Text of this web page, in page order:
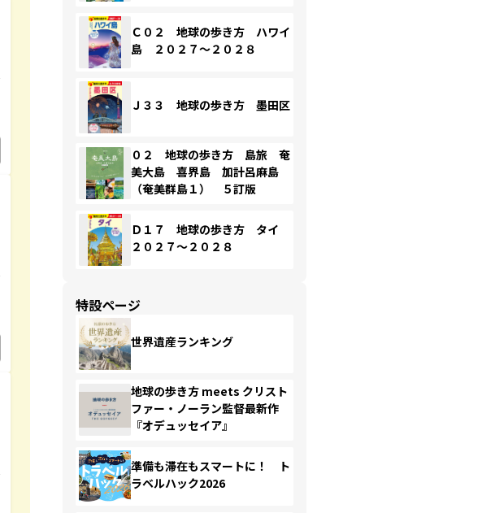
Ｃ０２ 地球の歩き方 ハワイ
島 ２０２７～２０２８
Ｊ３３ 地球の歩き方 墨田区
０２ 地球の歩き方 島旅 奄
美大島 喜界島 加計呂麻島
（奄美群島１） ５訂版
Ｄ１７ 地球の歩き方 タイ
２０２７～２０２８
特設ページ
世界遺産ランキング
地球の歩き方 meets クリスト
ファー・ノーラン監督最新作
『オデュッセイア』
準備も滞在もスマートに！ ト
ラベルハック2026